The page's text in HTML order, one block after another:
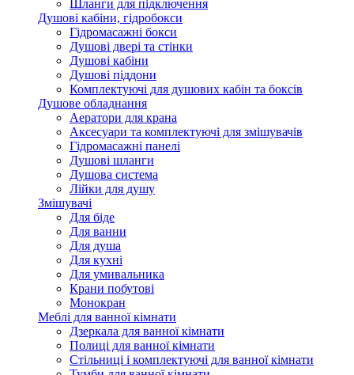
Шланги для підключення
Душові кабіни, гідробокси
Гідромасажні бокси
Душові двері та стінки
Душові кабіни
Душові піддони
Комплектуючі для душових кабін та боксів
Душове обладнання
Аератори для крана
Аксесуари та комплектуючі для змішувачів
Гідромасажні панелі
Душові шланги
Душова система
Лійки для душу
Змішувачі
Для біде
Для ванни
Для душа
Для кухні
Для умивальника
Крани побутові
Монокран
Меблі для ванної кімнати
Дзеркала для ванної кімнати
Полиці для ванної кімнати
Стільниці і комплектуючі для ванної кімнати